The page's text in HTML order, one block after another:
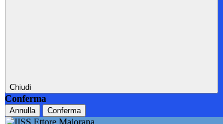
Chiudi
Conferma
Annulla Conferma